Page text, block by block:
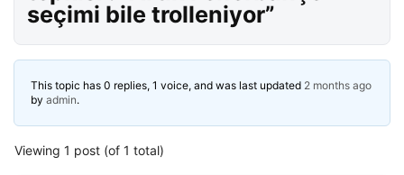
seçimi bile trolleniyor”
This topic has 0 replies, 1 voice, and was last updated 2 months ago
by admin.
Viewing 1 post (of 1 total)